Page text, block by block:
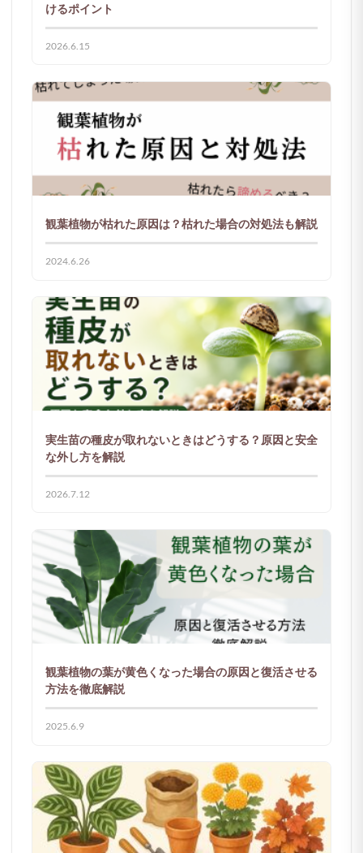
けるポイント
2026.6.15
観葉植物が枯れた原因は？枯れた場合の対処法も解説
2024.6.26
実生苗の種皮が取れないときはどうする？原因と安全
な外し方を解説
2026.7.12
観葉植物の葉が黄色くなった場合の原因と復活させる
方法を徹底解説
2025.6.9